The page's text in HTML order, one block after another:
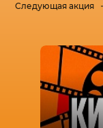
Следующая акция